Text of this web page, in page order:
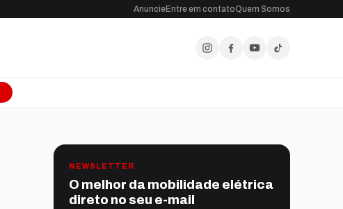
AnuncieEntre em contatoQuem Somos
NEWSLETTER
O melhor da mobilidade elétrica
direto no seu e-mail